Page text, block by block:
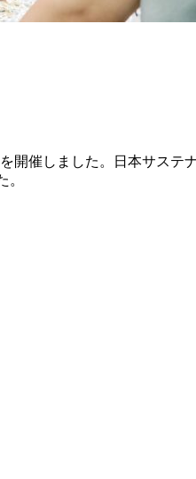
開催しました。日本サス